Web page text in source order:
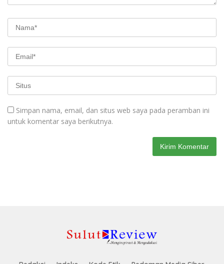
Simpan nama, email, dan situs web saya pada peramban ini
untuk komentar saya berikutnya.